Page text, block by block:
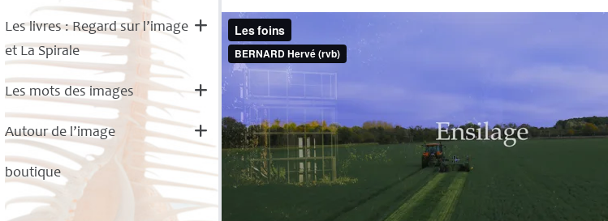
Les livres : Regard sur l’image
et La Spirale
Les mots des images
Autour de l’image
boutique